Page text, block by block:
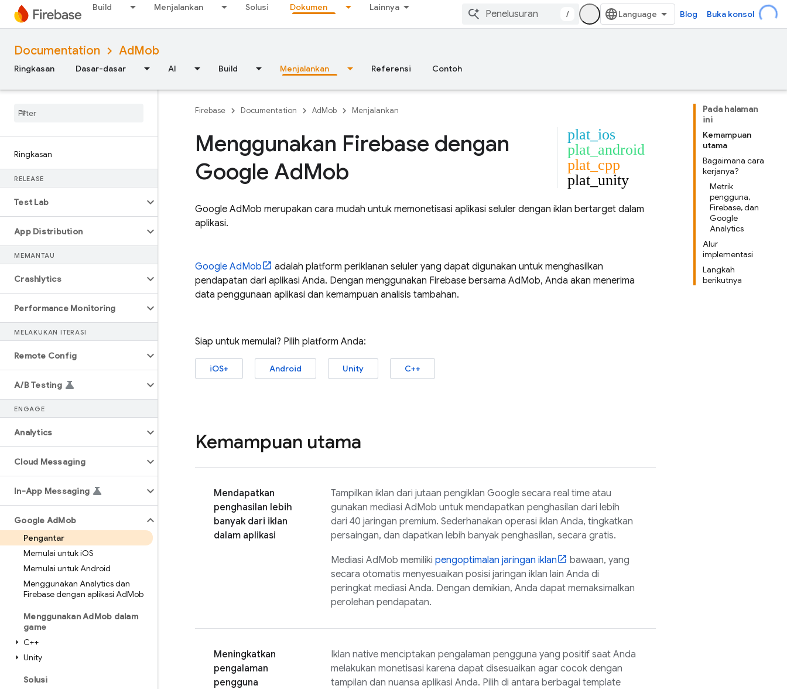
Build Menjalankan Solusi Dokumen Lainnya
/ Blog Buka konsol
Documentation AdMob
Ringkasan Dasar-dasar AI Build Menjalankan Referensi Contoh
Ringkasan
RELEASE
Test Lab
App Distribution
MEMANTAU
Crashlytics
Performance Monitoring
MELAKUKAN ITERASI
Remote Config
A/B Testing
ENGAGE
Analytics
Cloud Messaging
In-App Messaging
Google AdMob
Pengantar
Memulai untuk iOS
Memulai untuk Android
Menggunakan Analytics dan
Firebase dengan aplikasi AdMob
Menggunakan AdMob dalam
game
C++
Unity
Solusi
Pada halaman
ini
Kemampuan
utama
Bagaimana cara
kerjanya?
Metrik
pengguna,
Firebase, dan
Google
Analytics
Alur
implementasi
Langkah
berikutnya
Firebase Documentation AdMob Menjalankan
Menggunakan Firebase dengan
Google AdMob
plat_ios
plat_android
plat_cpp
plat_unity
Google AdMob merupakan cara mudah untuk memonetisasi aplikasi seluler dengan iklan bertarget dalam
aplikasi.
Google AdMob
adalah platform periklanan seluler yang dapat digunakan untuk menghasilkan
pendapatan dari aplikasi Anda. Dengan menggunakan Firebase bersama AdMob, Anda akan menerima
data penggunaan aplikasi dan kemampuan analisis tambahan.
Siap untuk memulai? Pilih platform Anda:
iOS+ Android Unity C++
Kemampuan utama
Mendapatkan
penghasilan lebih
banyak dari iklan
dalam aplikasi
Tampilkan iklan dari jutaan pengiklan Google secara real time atau
gunakan mediasi AdMob untuk mendapatkan penghasilan dari lebih
dari 40 jaringan premium. Sederhanakan operasi iklan Anda, tingkatkan
persaingan, dan dapatkan lebih banyak penghasilan, secara gratis.
Mediasi AdMob memiliki pengoptimalan jaringan iklan
bawaan, yang
secara otomatis menyesuaikan posisi jaringan iklan lain Anda di
peringkat mediasi Anda. Dengan demikian, Anda dapat memaksimalkan
perolehan pendapatan.
Meningkatkan
pengalaman
pengguna
Iklan native menciptakan pengalaman pengguna yang positif saat Anda
melakukan monetisasi karena dapat disesuaikan agar cocok dengan
tampilan dan nuansa aplikasi Anda. Pilih di antara berbagai template